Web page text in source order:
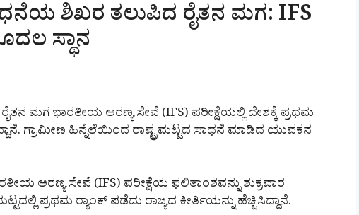
ಶಿಖರ ತಲುಪಿದ ರೈತನ ಮಗ: IFS
ಸ್ಥಾನ
ಮಗ ಭಾರತೀಯ ಅರಣ್ಯ ಸೇವೆ (IFS) ಪರೀಕ್ಷೆಯಲ್ಲಿ ದೇಶಕ್ಕೆ ಪ್ರಥಮ
ಗ್ರಾಮೀಣ ಹಿನ್ನೆಲೆಯಿಂದ ರಾಷ್ಟ್ರಮಟ್ಟದ ಸಾಧನೆ ಮಾಡಿದ ಯುವಕನ
ಅರಣ್ಯ ಸೇವೆ (IFS) ಪರೀಕ್ಷೆಯ ಫಲಿತಾಂಶವನ್ನು ಶುಕ್ರವಾರ
ಪ್ರಥಮ ರ‍್ಯಾಂಕ್ ಪಡೆದು ರಾಜ್ಯದ ಕೀರ್ತಿಯನ್ನು ಹೆಚ್ಚಿಸಿದ್ದಾನೆ.